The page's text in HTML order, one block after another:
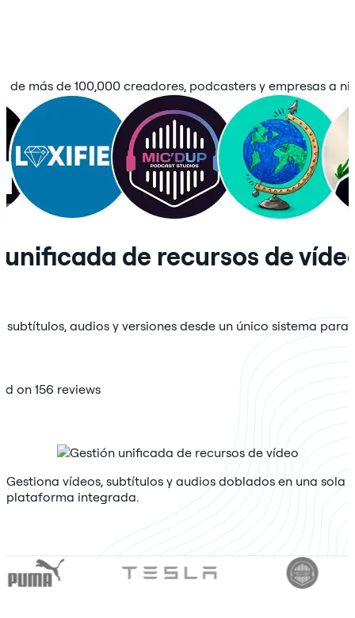
de más de 100,000 creadores, podcasters y empresas a
de recursos de
subtítulos, audios y versiones desde un único sistema para
on 156 reviews
Gestiona vídeos, subtítulos y audios doblados en una sola
plataforma integrada.